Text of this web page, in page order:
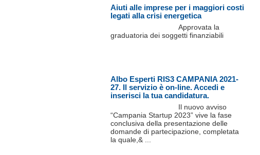
Aiuti alle imprese per i maggiori costi
legati alla crisi energetica
Approvata la
graduatoria dei soggetti finanziabili
Albo Esperti RIS3 CAMPANIA 2021-
27. Il servizio è on-line. Accedi e
inserisci la tua candidatura.
Il nuovo avviso
“Campania Startup 2023” vive la fase
conclusiva della presentazione delle
domande di partecipazione, completata
la quale,& ...